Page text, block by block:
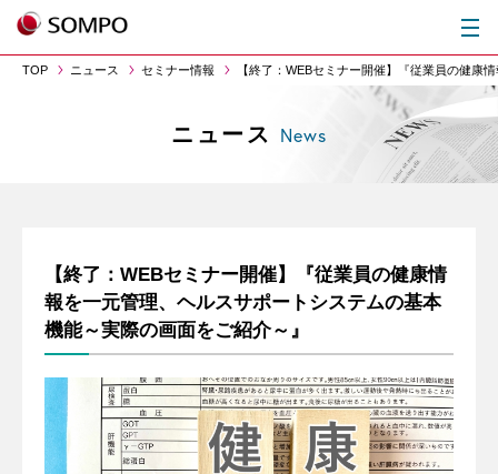
TOP ニュース セミナー情報 【終了：WEBセミナー開催】『従業員の健康
ニュース News
【終了：WEBセミナー開催】『従業員の健康情
報を一元管理、ヘルスサポートシステムの基本
機能～実際の画面をご紹介～』